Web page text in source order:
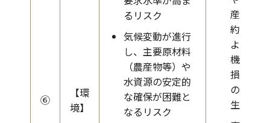
⑥
【環
境】
るリスク
気候変動が進行
し、主要原材料
（農産物等）や
水資源の安定的
な確保が困難と
なるリスク
産制
約に
よる
機会
損失
の発
生